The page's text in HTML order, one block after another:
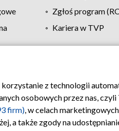
Zgłoś program
Kariera w TVP
prywatności Moje
z technologii
osobowych przez nas,
firm), w celach
a także zgody na